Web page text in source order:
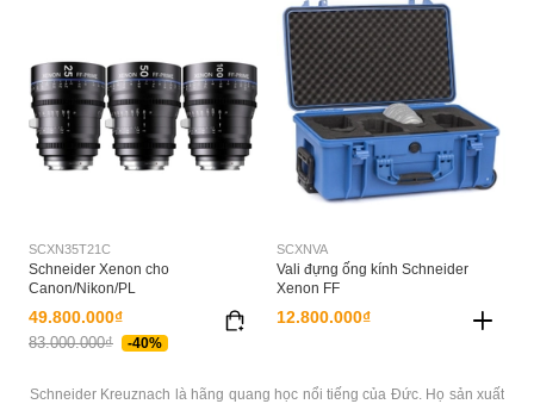
SCXN35T21C
Schneider Xenon cho
Canon/Nikon/PL
49.800.000₫
83.000.000₫ -40%
SCXNVA
Vali đựng ống kính Schneider
Xenon FF
12.800.000₫
Schneider Kreuznach là hãng quang học nổi tiếng của Đức. Họ sản xuất